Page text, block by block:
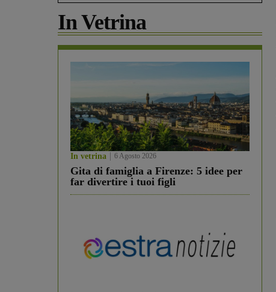
In Vetrina
In vetrina 6 Agosto 2026
Gita di famiglia a Firenze: 5 idee per
far divertire i tuoi figli